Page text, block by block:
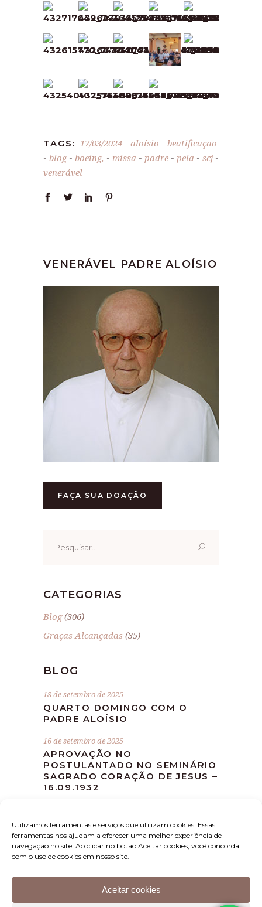
Utilizamos ferramentas e serviços que utilizam cookies. Essas
ferramentas nos ajudam a oferecer uma melhor experiência de
navegação no site. Ao clicar no botão Aceitar cookies, você concorda
com o uso de cookies em nosso site.
Aceitar cookies
TAGS: 17/03/2024 - aloísio - beatificação
- blog- boeing, - missa - padre - pela - scj -
venerável
VENERÁVEL PADRE ALOÍSIO
FAÇA SUA DOAÇÃO
por:
CATEGORIAS
Blog(306)
Graças Alcançadas (35)
BLOG
18 de setembro de 2025
QUARTO DOMINGO COM O
PADRE ALOÍSIO
16 de setembro de 2025
APROVAÇÃO NO
POSTULANTADO NO SEMINÁRIO
SAGRADO CORAÇÃO DE JESUS –
16.09.1932
MISSA DEVOCIONAL MÊS DE
SETEMBRO
Instituto Padre Aloísio – Rua Luis Sarti, 1397 – Sala B